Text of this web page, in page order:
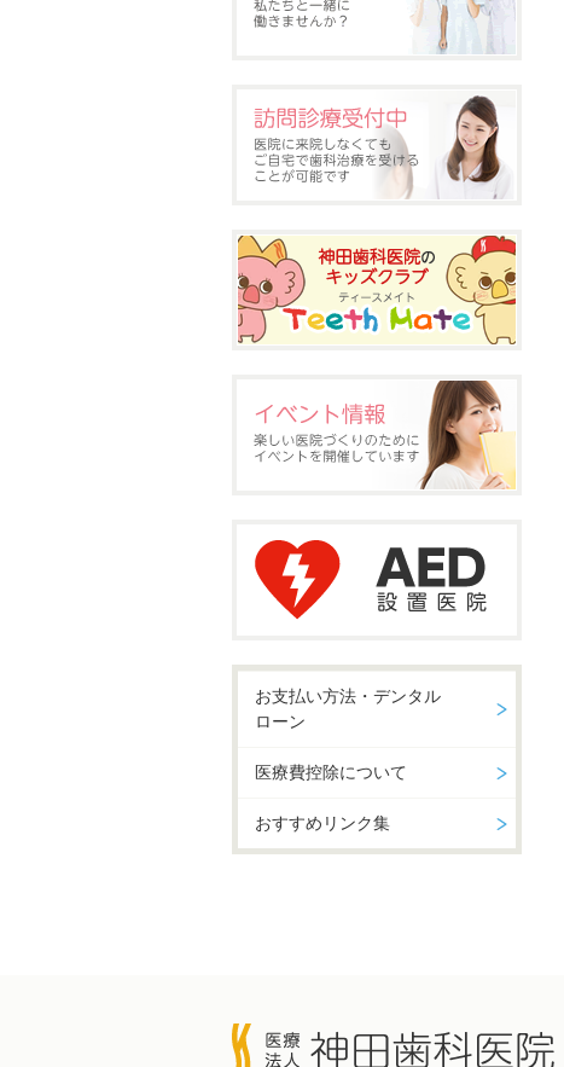
お支払い方法・デンタル
ローン
医療費控除について
おすすめリンク集